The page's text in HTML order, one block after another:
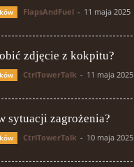
FlapsAndFuel - 11 maja 2025
zdjęcie z kokpitu?
CtrlTowerTalk - 11 maja 2025
sytuacji zagrożenia?
CtrlTowerTalk - 10 maja 2025